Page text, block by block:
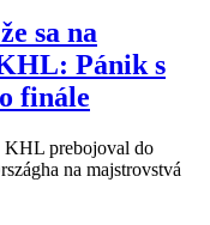
sa na
Pánik s
finále
KHL prebojoval do
na majstrovstvá